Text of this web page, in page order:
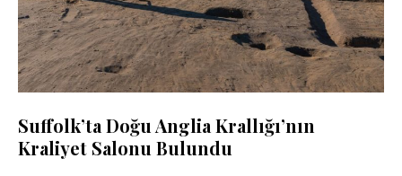
Suffolk’ta Doğu Anglia Krallığı’nın
Kraliyet Salonu Bulundu